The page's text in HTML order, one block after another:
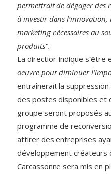
permettrait de dégager des
à investir dans
marketing nécessaires au
produits".
La direction indique s’être
oeuvre pour diminuer
entraînerait la suppression
des postes disponibles et
groupe seront proposés
programme de
attirer des entreprises
développement créateurs
Carcassonne sera mis en